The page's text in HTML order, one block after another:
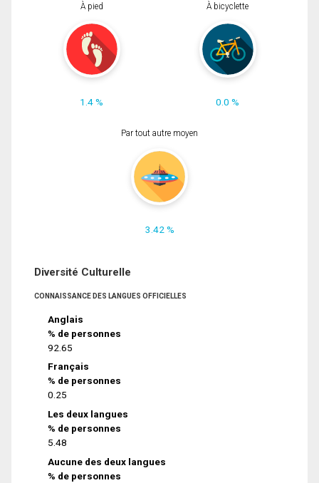
À pied
1.4 %
À bicyclette
0.0 %
Par tout autre moyen
3.42 %
Diversité Culturelle
CONNAISSANCE DES LANGUES OFFICIELLES
Anglais
% de personnes
92.65
Français
% de personnes
0.25
Les deux langues
% de personnes
5.48
Aucune des deux langues
% de personnes